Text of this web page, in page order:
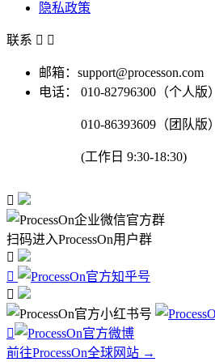
隐私政策
联系  
邮箱：support@processon.com
电话：
010-82796300（个人版）
010-86393609（团队版）
(工作日 9:30-18:30)

扫码进入ProcessOn用户群




前往ProcessOn全球网站 →